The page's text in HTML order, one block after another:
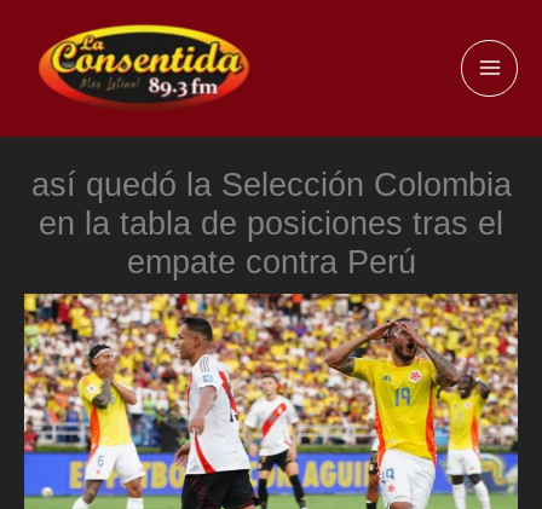
contenido
así quedó la Selección Colombia
en la tabla de posiciones tras el
empate contra Perú